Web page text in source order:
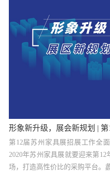
形象新升级，展会新规划 | 第
第12届苏州家具展招展工作全
2020年苏州家具展就要迎来第
场，打造高性价比的采购平台。